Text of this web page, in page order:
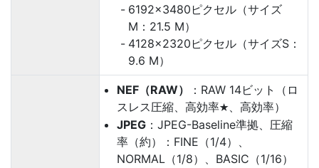
6192×3480ピクセル（サイズ
M：21.5 M）
4128×2320ピクセル（サイズS：
9.6 M）
NEF（RAW）
：RAW 14ビット（ロ
スレス圧縮、高効率m、高効率）
JPEG ：JPEG-Baseline準拠、圧縮
率（約）：FINE（1/4）、
NORMAL（1/8）、BASIC（1/16）